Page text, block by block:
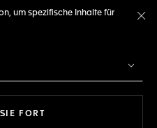
um spezifische Inhalte für
FORTMIT DER NAVIGATION